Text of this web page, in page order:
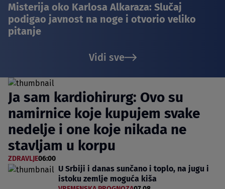
Misterija oko Karlosa Alkaraza: Slučaj
podigao javnost na noge i otvorio veliko
pitanje
Vidi sve
Ja sam kardiohirurg: Ovo su
namirnice koje kupujem svake
nedelje i one koje nikada ne
stavljam u korpu
ZDRAVLJE06:00
U Srbiji i danas sunčano i toplo, na jugu i
istoku zemlje moguća kiša